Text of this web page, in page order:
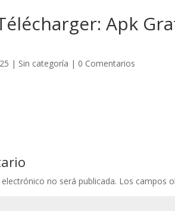
Apk
| Sin categoría | 0 Comentarios
no será publicada. Los campos